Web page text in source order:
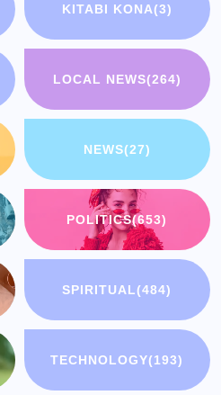
KITABI KONA(3)
LOCAL NEWS(264)
NEWS(27)
POLITICS(653)
SPIRITUAL(484)
TECHNOLOGY(193)